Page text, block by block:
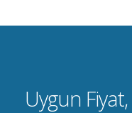
Uygun Fiyat,